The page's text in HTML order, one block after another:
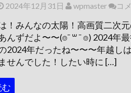
2024年12月31日 wpmaster コ
！みんなの太陽！高画質二次
んずだよ〜〜(⌾ˉ ꒳ ˉ​ ⌾) 2024年
2024年だったね〜〜〜年越し
せんでした！したい時に […]